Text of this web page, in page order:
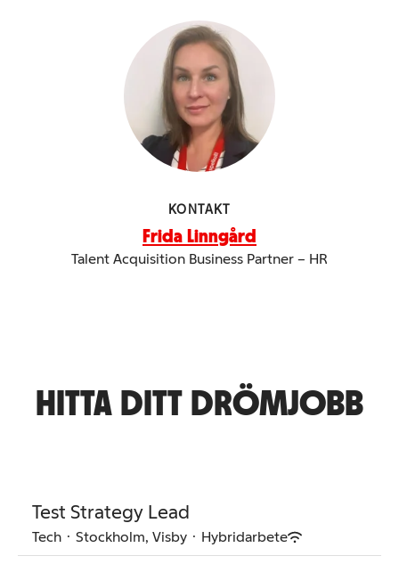
KONTAKT
Frida Linngård
Talent Acquisition Business Partner – HR
HITTA DITT DRÖMJOBB
Test Strategy Lead
Tech · Stockholm, Visby · Hybridarbete